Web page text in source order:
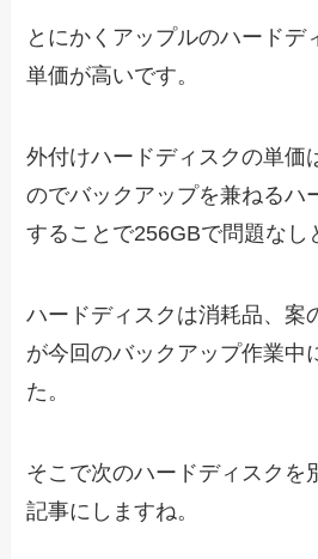
とにかくアップルのハードデ
単価が高いです。
外付けハードディスクの単価
のでバックアップを兼ねるハ
することで256GBで問題なし
ハードディスクは消耗品、案
が今回のバックアップ作業中
た。
そこで次のハードディスクを
記事にしますね。